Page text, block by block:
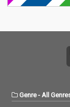
Genre- All